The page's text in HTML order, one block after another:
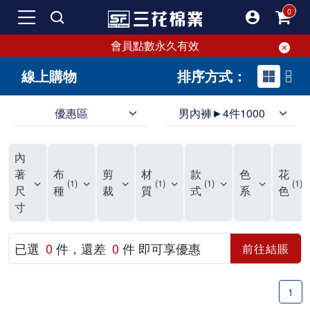
會員點數永久有效
線上購物 排序方式：
優惠區 男內褲►4件1000
三花男內褲提供最平實好搭的男內褲選擇。採用高品質原料製成，三花男內褲擁有絕佳彈性與透氣度，怎麼穿都舒適不用擔心造成肌膚困擾，立體剪裁全面大升級，滿意度百分百。
三花男內褲是男生首選品牌，適合休閒與運動。彈性好，人體工學剪裁，立體效果佳，舒適感大提升，魅力指數破表！
市佔率高達50年！三花專注設計，提升舒適與耐用，針對亞洲男性剪裁，大動作不卡襠。
三花男內褲採用優質棉料製成，褲身擁有超過千個散熱孔，吸汗透氣，柔順舒適，解決一般男內褲的悶熱問題。針對亞洲男性體型的立體剪裁設計，告別卡襠煩惱，自如大動作。三花男內褲市佔率高，專注製造與開發超過50年，提升舒適度與耐用性，深受網友推崇。五片式剪裁設計，適合各種身形及風格，給予肌膚前所未有的透氣舒適體驗。
【心情閒聊】男內褲的一些小心得?! 身為一名廣告代理商的社群小編，每次接到新客戶都需做好充足的產業功課，以免在撰寫廣告時顯得膚淺。美妝和流行服飾的客戶總讓我感到一點小確幸，因為可以搶先試用到新產品，或請客戶幫忙以員工價購買商品，讓人有中獎的小喜悅。 這次的客戶卻是-男內褲! 男內褲! 男內褲! 由於是第一次接觸這類產品，所以特地重複三次來表達內心的震驚。因為獨處時間較長，對於男內褲的研究多少有些害羞。因而硬著頭皮買了好幾件男內褲進行研究。 家裡沒有兄弟，也沒有可以直接聊男內褲的男性朋友，自己去買男內褲真的需要一些勇氣。我感謝現在的高科技網購，讓我不用親自到店面盯著男內褲看，也能輕鬆購買到不同種類的男內褲，真是感恩網路! 在Google搜尋 ""男內褲""，瞬間出現許多品牌，男內褲的世界真是博大精深呢。我開始扮演男內褲研究生，對男內褲進行分類：從長短、高低中腰到情趣男內褲，各式各樣應有盡有。好險此次的客戶是比較中規中矩的，情趣類的男內褲不在研究範圍，不然一直盯著穿內褲的模特兒看也太難為情了。 男內褲的設計功能其實不亞於女生內衣。由於男生身體結構的關係，需要更細心的設計。市面上較大的品牌有老牌的三花、三槍、宜而爽等，還有大手筆請代言人的CK、PLAYBOY等品牌。要選男內褲，實在需要下些功夫。 我將男內褲分為兩個面向：花色和功能設計。選擇男內褲的花色非常重要，因為能看出個人的品味和對內外搭配的重視程度。宅男們穿著50歲阿伯的花色內褲，或是穿白褲子搭配大黑色內褲，都是不OK的搭配。 功能設計則是對重要部位的保?。為了確保舒適性，有的內褲設計了開襟方便上廁所，有的設計了專屬囊袋固定，更有五片立體剪裁，或者強調視覺效果的內褲。這些設計不僅滿足基本的生理需求，更進階到心靈上的滿足。 以往從未想過要認真研究男內褲，直到這次工作的契機才真正了解男內褲的繁複。男內褲花色多樣，研究起來花費了不少時間。與男內褲客戶窗口交流，我這個女專案可能會有一段尷尬期，希望自己討論時不會笑場。雖然我無法真正體驗男內褲的全部功能，但透過揣測和客戶專業的回答，依然探詢到了許多有趣的現象。 某些網友反應某些國外品牌的男內褲不好穿，可能因為這些品牌是按照西方身材比例製造，不太適合台灣男性。同樣的現象也出現在女性內衣上，所以選擇適合自己的內褲才是最重要的。 以上只是我的心情抒發，沒有針對任何一家男內褲品牌，歡迎更多對男內褲有興趣的朋友加入研究行列！"
內
著
尺
寸
布
種 1
剪
裁
材
質 1
款
式 1
色
系
花
色 1
已選 0件，還差 0件 即可享優惠 前往結賬
1